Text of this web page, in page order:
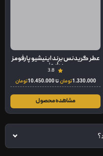
عطر گریدنس برند اینیشیو پارفومز
پرایوز
3.8
1.330.000تومانتا10.450.000تومان
مشاهده محصول